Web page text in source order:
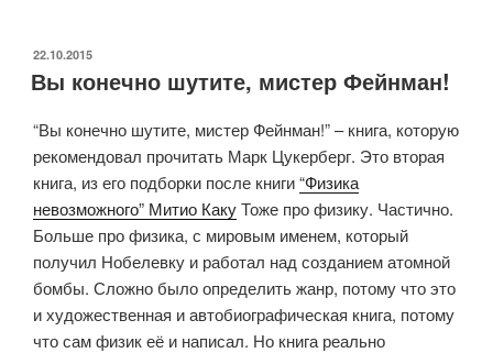
долларов
в
50
миллиардов»
ОПУБЛИКОВАНО
22.10.2015
Вы конечно шутите, мистер Фейнман!
“Вы конечно шутите, мистер Фейнман!” – книга, которую
рекомендовал прочитать Марк Цукерберг. Это вторая
книга, из его подборки после книги“Физика
невозможного” Митио КакуТоже про физику. Частично.
Больше про физика, с мировым именем, который
получил Нобелевку и работал над созданием атомной
бомбы. Сложно было определить жанр, потому что это
и художественная и автобиографическая книга, потому
что сам физик её и написал. Но книга реально